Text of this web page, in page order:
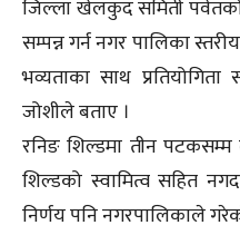
जिल्ला खेलकुद समिती
सम्पन्न गर्न नगर पालिका
भव्यताका साथ प्रतियोगिता
जोशीले बताए ।
रनिङ शिल्डमा तीन पटकसम्म
शिल्डको स्वामित्व सहित
निर्णय पनि नगरपालिकाले